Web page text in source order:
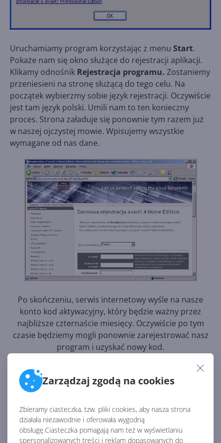
Zarządzaj zgodą na cookies
Zbieramy ciasteczka, tzw. pliki cookies, aby nasza strona
działała niezawodnie i oferowała wygodną
obsługę.Ciasteczka pomagają nam też w wyświetlaniu
spersonalizowanych treści i reklam dopasowanych do
Uruchamiamy program korzystając z menu Start.
Pokaże nam się okno służące do rejestracji aplikacji.
Klikamy odnośnik Rejestracja programu. Zostaniemy
przeniesieni na stronę służącą do tego celu. Na
początek wybierzmy sobie język rejestracji. Oczywiście
jest tam język polski. Umili nam to ten konieczny
proces. Strona załaduje się ponownie tym razem już
w naszej ojczystej mowie. Wpisujemy wszystkie
wymagane od nas dane.
Po skończeniu, serwis internetowy wyśle na nasze
konto kod aktywacyjny, który będzie ważny przez
najbliższe czternaście miesięcy. Oczywiście po tym
czasie będziemy mogli ponownie zarejestrować nasz
program i uzyskać nowy kod.
ARTYKUŁY Z KATEGORII ARTYKUŁY O
WINDOWS XP
Obsługa wiersza poleceń